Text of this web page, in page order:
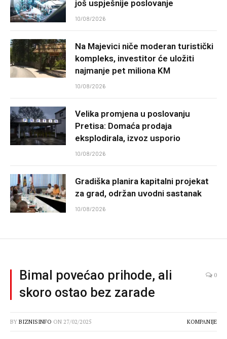
još uspješnije poslovanje
10/08/2026
Na Majevici niče moderan turistički
kompleks, investitor će uložiti
najmanje pet miliona KM
10/08/2026
Velika promjena u poslovanju
Pretisa: Domaća prodaja
eksplodirala, izvoz usporio
10/08/2026
Gradiška planira kapitalni projekat
za grad, održan uvodni sastanak
10/08/2026
Bimal povećao prihode, ali
skoro ostao bez zarade
0
BY BIZNISINFO ON 27/02/2025 KOMPANIJE